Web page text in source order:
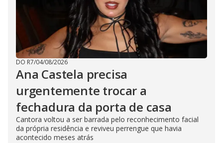
DO R7/04/08/2026
Ana Castela precisa
urgentemente trocar a
fechadura da porta de casa
Cantora voltou a ser barrada pelo reconhecimento facial
da própria residência e reviveu perrengue que havia
acontecido meses atrás